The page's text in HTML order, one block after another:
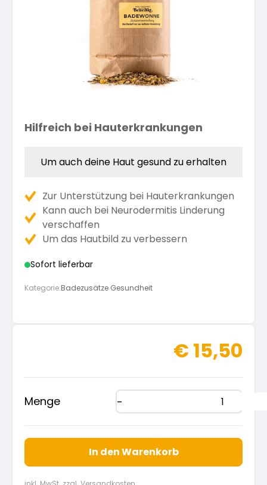
Kräuter-Auszüge
Bücher
Vereinsgründer Pfarrer Rauscher
Veranstaltungsberichte
Seminare mit Kräuterpfarrer Benedikt
Kräuterwanderungen
Kräuterpfarrer-Zentrum
Kloster- und Kräuterladen
Beratungsdienst
Angebote für Gruppen
Freunde der Heilkräuter
Vereinsvorstellung
Vereinsvorteile
Mitglied werden!
Unser Naturladen
Hilfreich bei Hauterkrankungen
Um auch deine Haut gesund zu erhalten
Zur Unterstützung bei Hauterkrankungen
Kann auch bei Neurodermitis Linderung
verschaffen
Um das Hautbild zu verbessern
Sofort lieferbar
Kategorie:Badezusätze Gesundheit
€ 15,50
Menge
In den Warenkorb